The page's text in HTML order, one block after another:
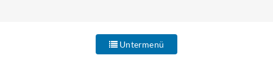
Untermenü